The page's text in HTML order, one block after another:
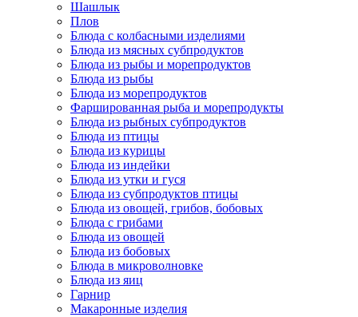
Шашлык
Плов
Блюда с колбасными изделиями
Блюда из мясных субпродуктов
Блюда из рыбы и морепродуктов
Блюда из рыбы
Блюда из морепродуктов
Фаршированная рыба и морепродукты
Блюда из рыбных субпродуктов
Блюда из птицы
Блюда из курицы
Блюда из индейки
Блюда из утки и гуся
Блюда из субпродуктов птицы
Блюда из овощей, грибов, бобовых
Блюда с грибами
Блюда из овощей
Блюда из бобовых
Блюда в микроволновке
Блюда из яиц
Гарнир
Макаронные изделия